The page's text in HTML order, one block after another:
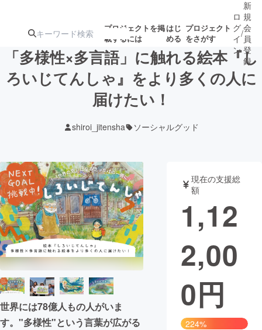
プロジェクトを掲
載するには
はじ
める
プロジェクト
をさがす
注目の新着プロ
ジェクト
募集終了が近いプ
テクノロジー・ガジェット
映像・映画 書籍・雑誌
ビジネス・起業 チャレンジ
まちづくり・地域活性化
CAMPFIRE for Social Good
CAMPFIRE Creation
ロ
グ
イ
ン
/
新
規
会
員
登
録
「多様性×多言語」に触れる絵本『し
ろいじてんしゃ』をより多くの人に
届けたい！
shiroi_jitensha ソーシャルグッド
世界には78億人もの人がいま
す。"多様性"という言葉が広がる
現在の支援総
額
1,12
2,00
0円
224%